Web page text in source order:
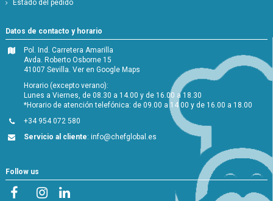
Estado del pedido
Datos de contacto y horario
Pol. Ind. Carretera Amarilla
Avda. Roberto Osborne 15
41007 Sevilla.Ver en Google Maps
Horario (excepto verano):
Lunes a Viernes, de 08.30 a 14.00 y de 16.00 a 18.30
*Horario de atención telefónica: de 09.00 a 14.00 y de 16.00 a 18.00
+34 954 072 580
Servicio al cliente:info@chefglobal.es
Follow us